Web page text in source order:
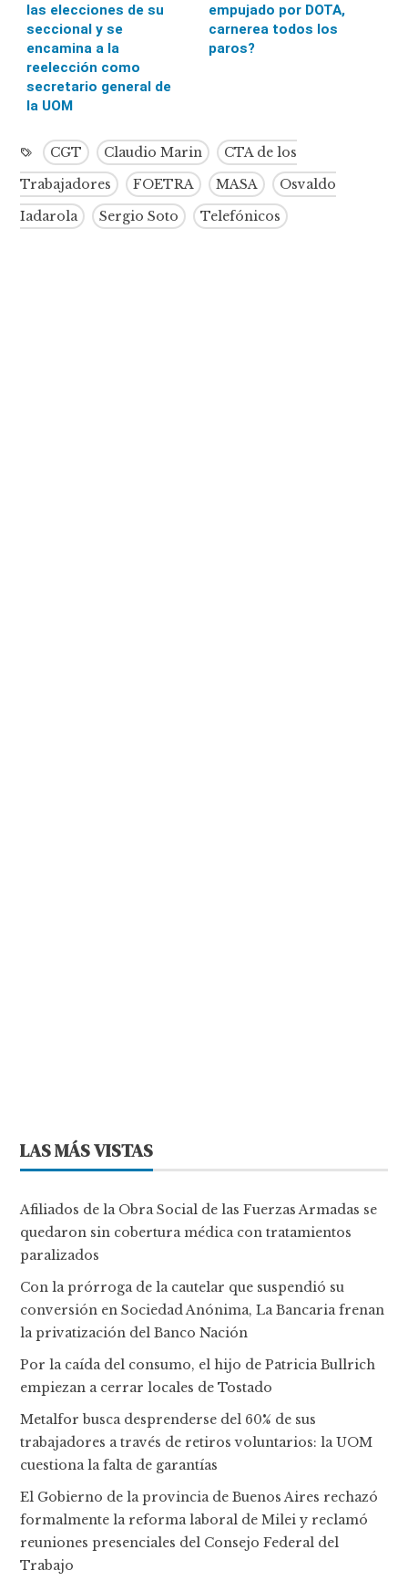
las elecciones de su
seccional y se
encamina a la
reelección como
secretario general de
la UOM
empujado por DOTA,
carnerea todos los
paros?
CGT Claudio Marin
CTA de los
Trabajadores
FOETRA MASA
Osvaldo
Iadarola
Sergio Soto Telefónicos
LAS MÁS VISTAS
Afiliados de la Obra Social de las Fuerzas Armadas se
quedaron sin cobertura médica con tratamientos
paralizados
Con la prórroga de la cautelar que suspendió su
conversión en Sociedad Anónima, La Bancaria frenan
la privatización del Banco Nación
Por la caída del consumo, el hijo de Patricia Bullrich
empiezan a cerrar locales de Tostado
Metalfor busca desprenderse del 60% de sus
trabajadores a través de retiros voluntarios: la UOM
cuestiona la falta de garantías
El Gobierno de la provincia de Buenos Aires rechazó
formalmente la reforma laboral de Milei y reclamó
reuniones presenciales del Consejo Federal del
Trabajo